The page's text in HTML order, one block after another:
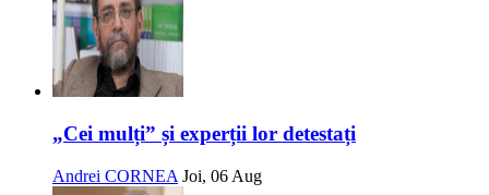
„Cei mulți” și experții lor detestați
Andrei CORNEA Joi, 06 Aug